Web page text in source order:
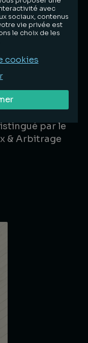
par le
& Arbitrage
avec
sociaux, contenus
vie privée est
le choix de les
cookies